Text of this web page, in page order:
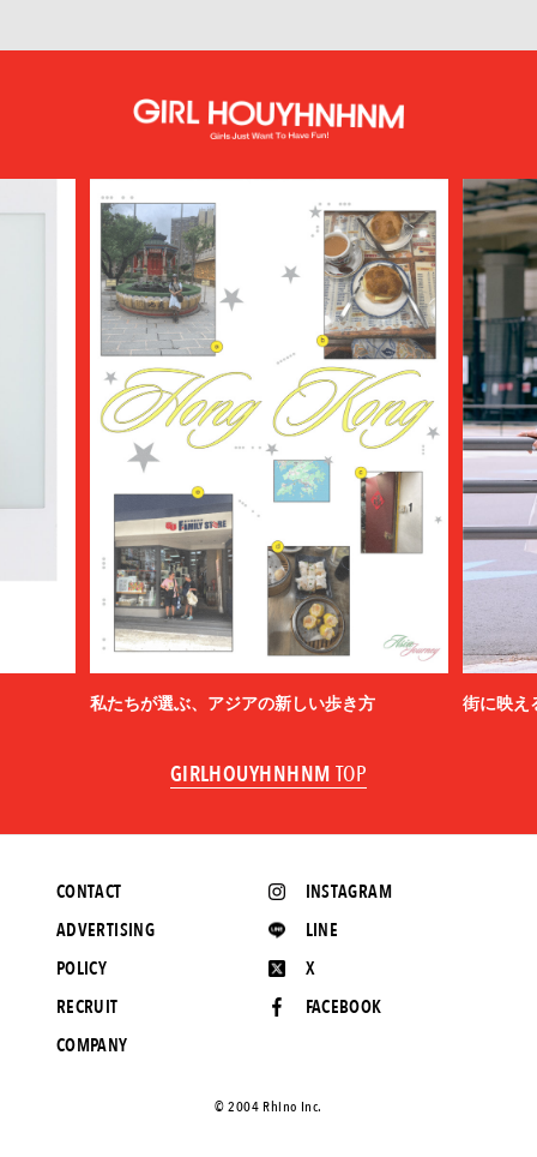
私たちが選ぶ、アジアの新しい歩き方 街に映え
GIRLHOUYHNHNM TOP
INSTAGRAM
LINE
X
FACEBOOK
CONTACT
ADVERTISING
POLICY
RECRUIT
COMPANY
©️ 2004 Rhino Inc.